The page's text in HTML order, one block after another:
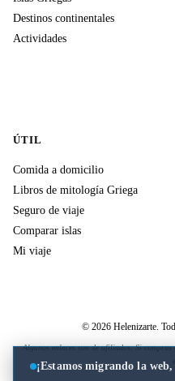
¡Estamos migrando la
Destinos continentales
Actividades
ÚTIL
Comida a domicilio
Libros de mitología Griega
Seguro de viaje
Comparar islas
Mi viaje
© 2026 Helenizarte.
Algunos enlaces son de afiliados. Si